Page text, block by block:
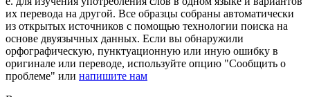
их перевода на другой. Все образцы собраны автоматически
из открытых источников с помощью технологии поиска на
основе двуязычных данных. Если вы обнаружили
орфографическую, пунктуационную или иную ошибку в
оригинале или переводе, используйте опцию "Сообщить о
проблеме" или напишите нам